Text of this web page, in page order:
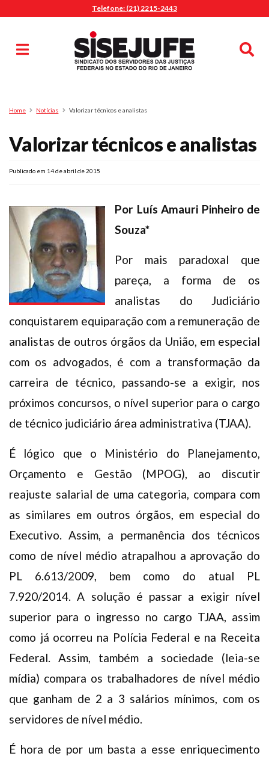
Telefone: (21) 2215-2443
Pesquisa
Home Notícias Valorizar técnicos e analistas
Valorizar técnicos e analistas
Publicado em 14 de abril de 2015
Por Luís Amauri Pinheiro de
Souza*
Por mais paradoxal que
pareça, a forma de os
analistas do Judiciário
conquistarem equiparação com a remuneração de
analistas de outros órgãos da União, em especial
com os advogados, é com a transformação da
carreira de técnico, passando-se a exigir, nos
próximos concursos, o nível superior para o cargo
de técnico judiciário área administrativa (TJAA).
É lógico que o Ministério do Planejamento,
Orçamento e Gestão (MPOG), ao discutir
reajuste salarial de uma categoria, compara com
as similares em outros órgãos, em especial do
Executivo. Assim, a permanência dos técnicos
como de nível médio atrapalhou a aprovação do
PL 6.613/2009, bem como do atual PL
7.920/2014. A solução é passar a exigir nível
superior para o ingresso no cargo TJAA, assim
como já ocorreu na Polícia Federal e na Receita
Federal. Assim, também a sociedade (leia-se
mídia) compara os trabalhadores de nível médio
que ganham de 2 a 3 salários mínimos, com os
servidores de nível médio.
É hora de por um basta a esse enriquecimento
MENU
Sindicalize-se
Diretoria
O Sindicato
Agenda
Sede Campestre
Nossos Convênios
Gympass Wellhub
Seguro Auto
Plano de Saúde
Assistência Funeral
Pós-graduação
FacebookInstagramTwitter Youtube TikTok Whatsapp